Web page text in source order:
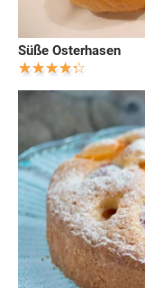
Süße Osterhasen